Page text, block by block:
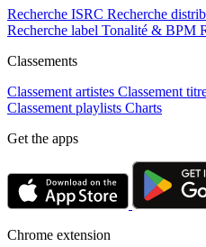
Recherche ISRC Recherche
Recherche label Tonalité & BPM
Classements
Classement artistes Classement
Classement playlists Charts
Get the apps
Chrome extension